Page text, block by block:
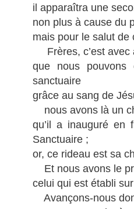
il apparaîtra une
non plus à cause du
mais pour le salut de
Frères, c’est avec
que nous pouvons
sanctuaire
grâce au sang de
nous avons là un
qu’il a inauguré en
Sanctuaire ;
or, ce rideau est sa
Et nous avons le
celui qui est établi
Avançons-nous